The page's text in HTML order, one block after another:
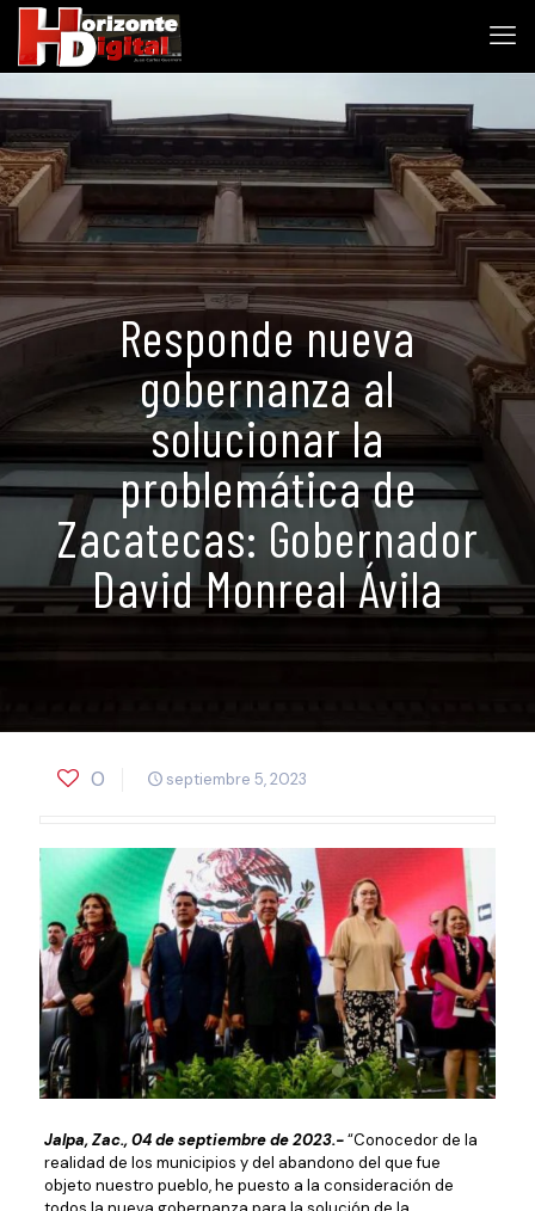
Responde nueva
gobernanza al
solucionar la
problemática de
Zacatecas: Gobernador
David Monreal Ávila
0 septiembre 5, 2023
Jalpa, Zac., 04 de septiembre de 2023.-“Conocedor de la
realidad de los municipios y del abandono del que fue
objeto nuestro pueblo, he puesto a la consideración de